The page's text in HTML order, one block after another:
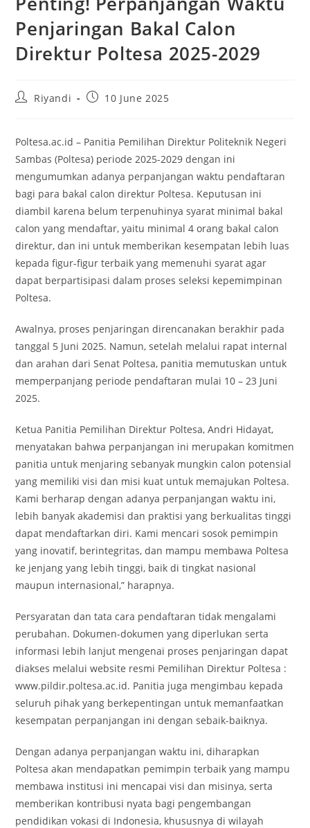
Penjaringan Bakal Calon
Direktur Poltesa 2025-2029
Riyandi 10 June 2025
Poltesa.ac.id – Panitia Pemilihan Direktur Politeknik Negeri
Sambas (Poltesa) periode 2025-2029 dengan ini
mengumumkan adanya perpanjangan waktu pendaftaran
bagi para bakal calon direktur Poltesa. Keputusan ini
diambil karena belum terpenuhinya syarat minimal bakal
calon yang mendaftar, yaitu minimal 4 orang bakal calon
direktur, dan ini untuk memberikan kesempatan lebih luas
kepada figur-figur terbaik yang memenuhi syarat agar
dapat berpartisipasi dalam proses seleksi kepemimpinan
Poltesa.
Awalnya, proses penjaringan direncanakan berakhir pada
tanggal 5 Juni 2025. Namun, setelah melalui rapat internal
dan arahan dari Senat Poltesa, panitia memutuskan untuk
memperpanjang periode pendaftaran mulai 10 – 23 Juni
2025.
Ketua Panitia Pemilihan Direktur Poltesa, Andri Hidayat,
menyatakan bahwa perpanjangan ini merupakan komitmen
panitia untuk menjaring sebanyak mungkin calon potensial
yang memiliki visi dan misi kuat untuk memajukan Poltesa.
Kami berharap dengan adanya perpanjangan waktu ini,
lebih banyak akademisi dan praktisi yang berkualitas tinggi
dapat mendaftarkan diri. Kami mencari sosok pemimpin
yang inovatif, berintegritas, dan mampu membawa Poltesa
ke jenjang yang lebih tinggi, baik di tingkat nasional
maupun internasional,” harapnya.
Persyaratan dan tata cara pendaftaran tidak mengalami
perubahan. Dokumen-dokumen yang diperlukan serta
informasi lebih lanjut mengenai proses penjaringan dapat
diakses melalui website resmi Pemilihan Direktur Poltesa :
www.pildir.poltesa.ac.id. Panitia juga mengimbau kepada
seluruh pihak yang berkepentingan untuk memanfaatkan
kesempatan perpanjangan ini dengan sebaik-baiknya.
Dengan adanya perpanjangan waktu ini, diharapkan
Poltesa akan mendapatkan pemimpin terbaik yang mampu
membawa institusi ini mencapai visi dan misinya, serta
memberikan kontribusi nyata bagi pengembangan
pendidikan vokasi di Indonesia, khususnya di wilayah